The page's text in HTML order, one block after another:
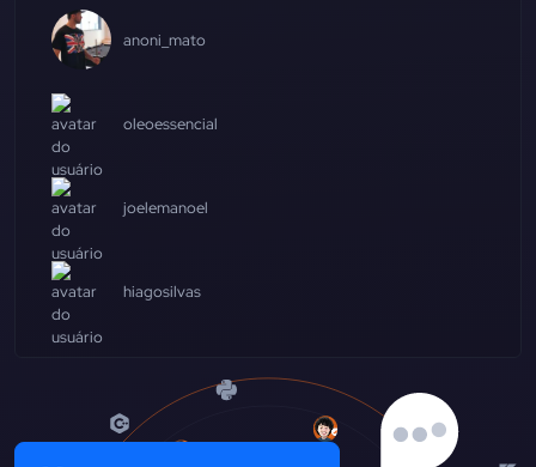
anoni_mato
oleoessencial
joelemanoel
hiagosilvas